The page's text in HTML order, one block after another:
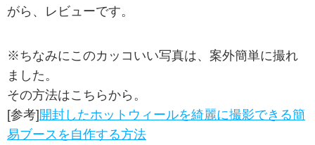
がら、レビューです。
※ちなみにこのカッコいい写真は、案外簡単に撮れ
ました。
その方法はこちらから。
[参考] 開封したホットウィールを綺麗に撮影できる簡
易ブースを自作する方法